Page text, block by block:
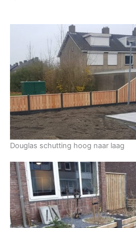
Douglas schutting hoog naar laag